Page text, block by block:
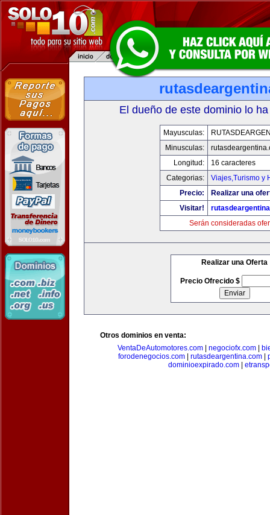
El dueño de este dominio lo
Mayusculas:
Minusculas:
Longitud:
16 caracteres
Categorias:
Viajes,Turismo y
Precio:
Realizar una
Visitar!
Serán consideradas
Realizar una Oferta
Precio Ofrecido $
Otros dominios en venta:
VentaDeAutomotores.com
negociofx.com
forodenegocios.com| rutasdeargentina.com|
dominioexpirado.com|